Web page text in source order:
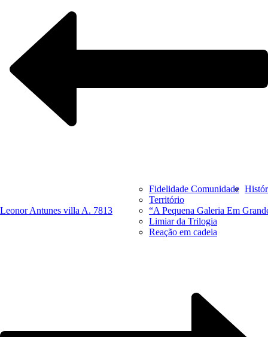
Fidelidade Comunidade
Território
“A Pequena Galeria Em
Limiar da Trilogia
Reação em cadeia
Leonor Antunes villa A. 7813